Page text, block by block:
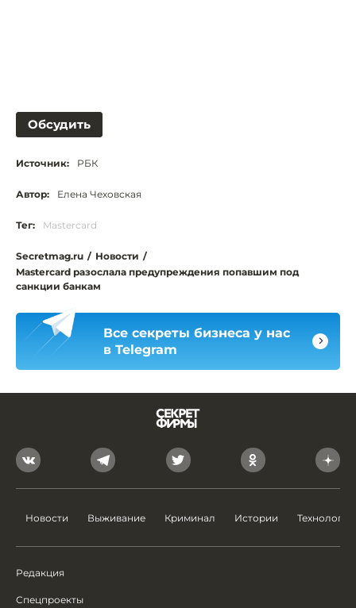
Обсудить
Источник: РБК
Автор: Елена Чеховская
Тег: Mastercard
Secretmag.ru / Новости /
Mastercard разослала предупреждения попавшим под
санкции банкам
Все секреты бизнеса у нас
в Telegram
Новости Выживание Криминал Истории Технологии
Редакция
Спецпроекты